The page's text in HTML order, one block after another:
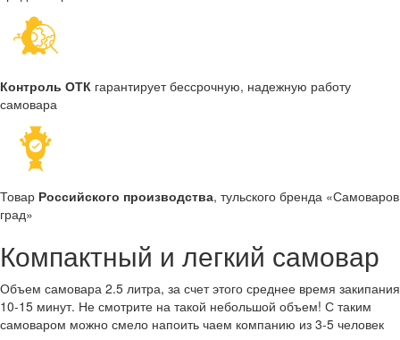
Контроль ОТК гарантирует бессрочную, надежную работу
самовара
Товар Российского производства, тульского бренда «Самоваров
град»
Компактный и легкий самовар
Объем самовара 2.5 литра, за счет этого среднее время закипания
10-15 минут. Не смотрите на такой небольшой объем! С таким
самоваром можно смело напоить чаем компанию из 3-5 человек